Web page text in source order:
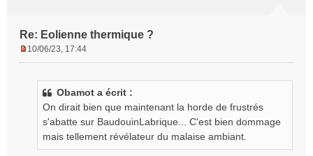
Re: Eolienne thermique ?
10/06/23, 17:44
Obamot a écrit :
On dirait bien que maintenant la horde de frustrés
s'abatte sur BaudouinLabrique... C'est bien dommage
mais tellement révélateur du malaise ambiant.